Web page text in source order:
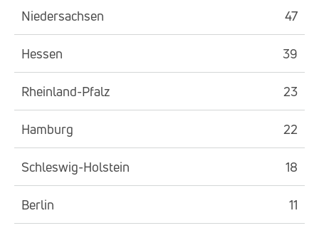
Niedersachsen 47
Hessen 39
Rheinland-Pfalz 23
Hamburg 22
Schleswig-Holstein 18
Berlin 11